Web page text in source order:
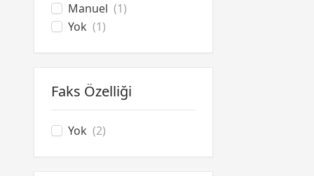
Manuel (1)
Yok (1)
Faks Özelliği
Yok (2)